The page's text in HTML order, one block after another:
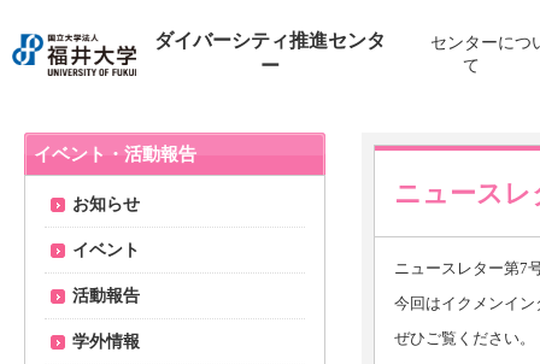
ダイバーシティ推進センタ
ー
センターにつ
て
ニュース
ニュースレター第7
今回はイクメンイ
ぜひご覧ください。
イベント・活動報告
お知らせ
イベント
活動報告
学外情報